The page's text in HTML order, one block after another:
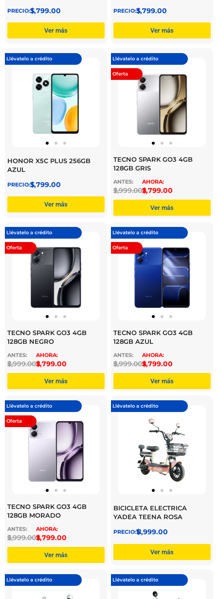
$
3,799.00
Ver más
$
3,799.00
Ver más
Llévatelo a crédito
HONOR X5C PLUS 256GB
AZUL
$
3,799.00
Ver más
Llévatelo a crédito
Oferta
TECNO SPARK GO3 4GB
128GB GRIS
$
2,999.00$
2,799.00
Ver más
Llévatelo a crédito
Oferta
TECNO SPARK GO3 4GB
128GB NEGRO
$
2,999.00$
2,799.00
Ver más
Llévatelo a crédito
Oferta
TECNO SPARK GO3 4GB
128GB AZUL
$
2,999.00$
2,799.00
Ver más
Llévatelo a crédito
Oferta
TECNO SPARK GO3 4GB
128GB MORADO
$
2,999.00$
2,799.00
Ver más
Llévatelo a crédito
BICICLETA ELECTRICA
YADEA TEENA ROSA
$
11,999.00
Ver más
Llévatelo a crédito Llévatelo a crédito